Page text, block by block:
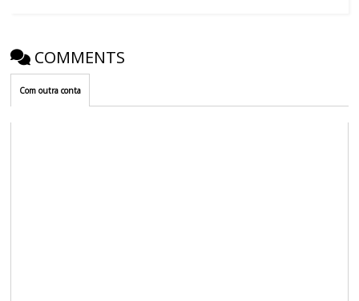
COMMENTS
Com outra conta